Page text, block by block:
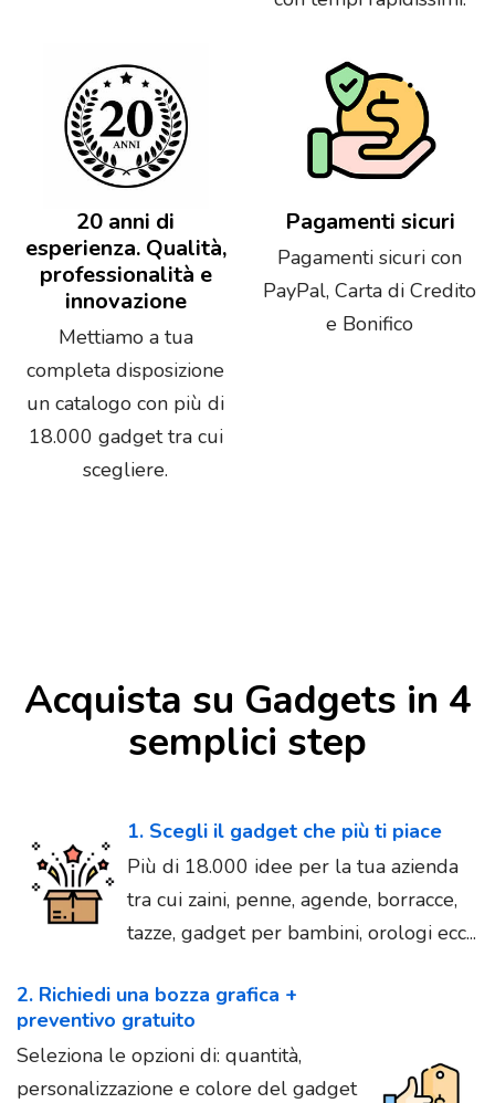
20 anni di
esperienza. Qualità,
professionalità e
innovazione
Mettiamo a tua
completa disposizione
un catalogo con più di
18.000 gadget tra cui
scegliere.
Pagamenti sicuri
Pagamenti sicuri con
PayPal, Carta di Credito
e Bonifico
Acquista su Gadgets in 4
semplici step
1. Scegli il gadget che più ti piace
Più di 18.000 idee per la tua azienda
tra cui zaini, penne, agende, borracce,
tazze, gadget per bambini, orologi ecc...
2. Richiedi una bozza grafica +
preventivo gratuito
Seleziona le opzioni di: quantità,
personalizzazione e colore del gadget